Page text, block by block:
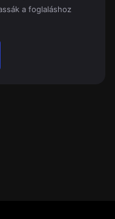
a foglaláshoz